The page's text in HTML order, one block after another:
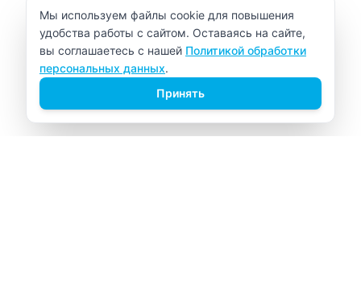
Уведомление об использовании cookie
Мы используем файлы cookie для повышения
удобства работы с сайтом. Оставаясь на сайте,
вы соглашаетесь с нашей Политикой обработки
персональных данных.
Принять